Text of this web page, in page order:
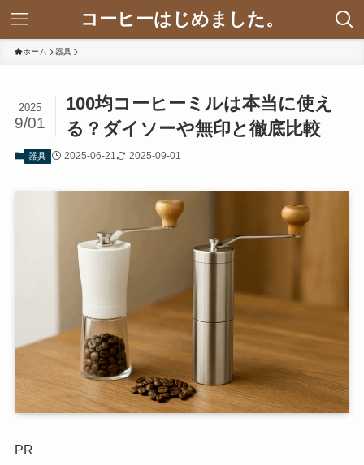
コーヒーはじめました。
ホーム 器具
100均コーヒーミルは本当に使え
る？ダイソーや無印と徹底比較
2025
9/01
器具 2025-06-21 2025-09-01
PR